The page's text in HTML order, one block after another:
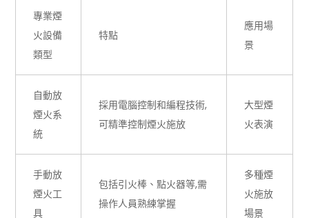
專業煙
火設備
類型
特點
應用場
景
自動放
煙火系
統
採用電腦控制和編程技術,
可精準控制煙火施放
大型煙
火表演
手動放
煙火工
具
包括引火棒、點火器等,需
操作人員熟練掌握
多種煙
火施放
場景